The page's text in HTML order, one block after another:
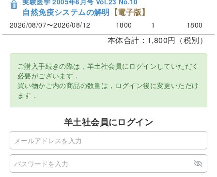
自然免疫システムの解明 【電子版】
2026/08/07〜2026/08/12 1800 1 1800
本体合計：1,800円（税別）
ご購入手続きの際は，羊土社会員にログインしていただく
必要がございます．
買い物かご内の商品の数量は，ログイン後に変更いただけ
ます．
羊土社会員にログイン